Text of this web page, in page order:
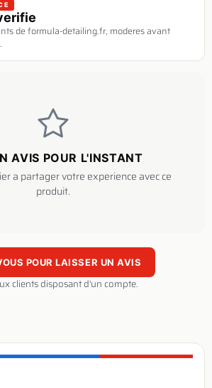
de formula-detailing.fr, moderes avant
AVIS POUR L'INSTANT
a partager votre experience avec ce
produit.
POUR LAISSER UN AVIS
clients disposant d'un compte.